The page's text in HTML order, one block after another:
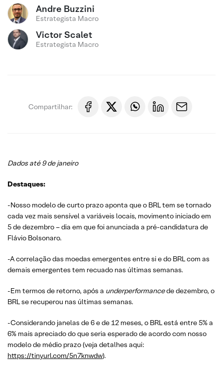
Andre Buzzini
Estrategista Macro
Victor Scalet
Estrategista Macro
Compartilhar:
Dados até 9 de janeiro
Destaques:
-Nosso modelo de curto prazo aponta que o BRL tem se tornado
cada vez mais sensível a variáveis locais, movimento iniciado em
5 de dezembro – dia em que foi anunciada a pré-candidatura de
Flávio Bolsonaro.
-A correlação das moedas emergentes entre si e do BRL com as
demais emergentes tem recuado nas últimas semanas.
-Em termos de retorno, após a underperformancede dezembro, o
BRL se recuperou nas últimas semanas.
-Considerando janelas de 6 e de 12 meses, o BRL está entre 5% a
6% mais apreciado do que seria esperado de acordo com nosso
modelo de médio prazo (veja detalhes aqui:
https://tinyurl.com/5n7knwdw).